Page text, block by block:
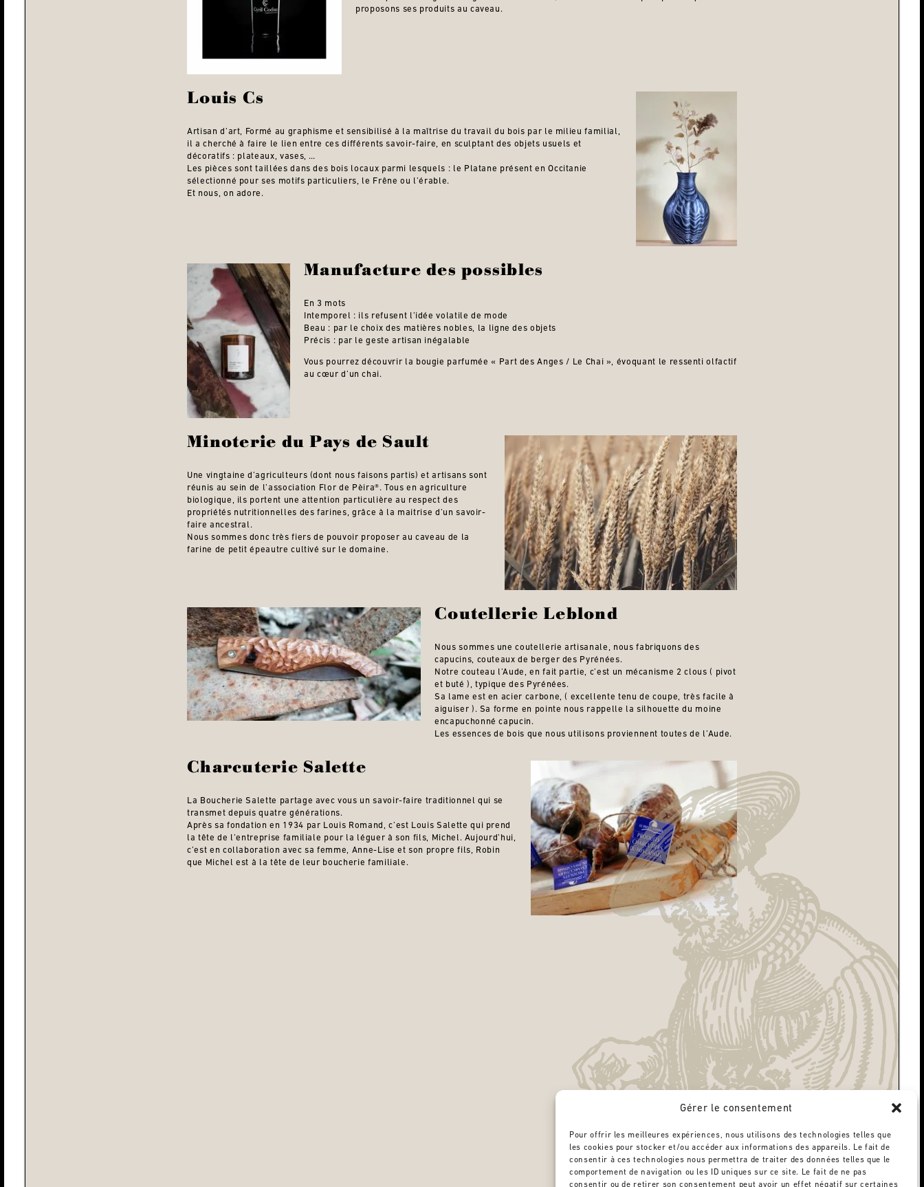
Gérer le consentement
Pour offrir les meilleures expériences, nous utilisons des technologies telles que
les cookies pour stocker et/ou accéder aux informations des appareils. Le fait de
consentir à ces technologies nous permettra de traiter des données telles que le
comportement de navigation ou les ID uniques sur ce site. Le fait de ne pas
consentir ou de retirer son consentement peut avoir un effet négatif sur certaines
proposons ses produits au caveau.
Louis Cs
Artisan d’art, Formé au graphisme et sensibilisé à la maîtrise du travail du bois par le milieu familial,
il a cherché à faire le lien entre ces différents savoir-faire, en sculptant des objets usuels et
décoratifs : plateaux, vases, …
Les pièces sont taillées dans des bois locaux parmi lesquels : le Platane présent en Occitanie
sélectionné pour ses motifs particuliers, le Frêne ou l’érable.
Et nous, on adore.
Manufacture des possibles
En 3 mots
Intemporel : ils refusent l’idée volatile de mode
Beau : par le choix des matières nobles, la ligne des objets
Précis : par le geste artisan inégalable
Vous pourrez découvrir la bougie parfumée « Part des Anges / Le Chai », évoquant le ressenti olfactif
au cœur d’un chai.
Minoterie du Pays de Sault
Une vingtaine d’agriculteurs (dont nous faisons partis) et artisans sont
réunis au sein de l’association Flor de Pèira®. Tous en agriculture
biologique, ils portent une attention particulière au respect des
propriétés nutritionnelles des farines, grâce à la maitrise d’un savoir-
faire ancestral.
Nous sommes donc très fiers de pouvoir proposer au caveau de la
farine de petit épeautre cultivé sur le domaine.
Coutellerie Leblond
Nous sommes une coutellerie artisanale, nous fabriquons des
capucins, couteaux de berger des Pyrénées.
Notre couteau l’Aude, en fait partie, c’est un mécanisme 2 clous ( pivot
et buté ), typique des Pyrénées.
Sa lame est en acier carbone, ( excellente tenu de coupe, très facile à
aiguiser ). Sa forme en pointe nous rappelle la silhouette du moine
encapuchonné capucin.
Les essences de bois que nous utilisons proviennent toutes de l’Aude.
Charcuterie Salette
La Boucherie Salette partage avec vous un savoir-faire traditionnel qui se
transmet depuis quatre générations.
Après sa fondation en 1934 par Louis Romand, c’est Louis Salette qui prend
la tête de l’entreprise familiale pour la léguer à son fils, Michel. Aujourd’hui,
c’est en collaboration avec sa femme, Anne-Lise et son propre fils, Robin
que Michel est à la tête de leur boucherie familiale.